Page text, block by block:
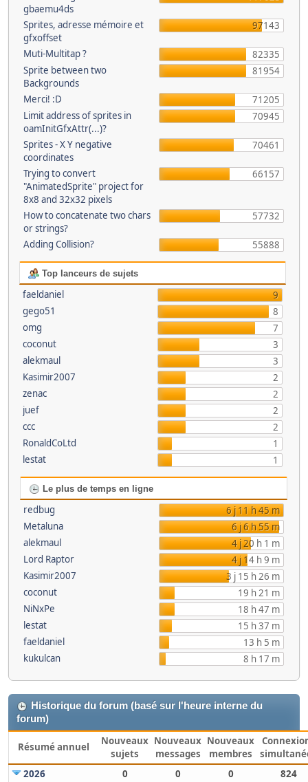
gbaemu4ds
Sprites, adresse mémoire et
gfxoffset
97143
Muti-Multitap ?
82335
Sprite between two
Backgrounds
81954
Merci! :D
71205
Limit address of sprites in
oamInitGfxAttr(...)?
70945
Sprites - X Y negative
coordinates
70461
Trying to convert
"AnimatedSprite" project for
8x8 and 32x32 pixels
66157
How to concatenate two chars
or strings?
57732
Adding Collision? 55888
Top lanceurs de sujets
faeldaniel
9
gego51
8
omg
7
coconut
3
alekmaul
3
Kasimir2007
2
zenac
2
juef
2
ccc
2
RonaldCoLtd
1
lestat
1
Le plus de temps en ligne
redbug
6 j 11 h 45 m
Metaluna
6 j 6 h 55 m
alekmaul
4 j 20 h 1 m
Lord Raptor
4 j 14 h 9 m
Kasimir2007
3 j 15 h 26 m
coconut
19 h 21 m
NiNxPe
18 h 47 m
lestat
15 h 37 m
faeldaniel
13 h 5 m
kukulcan
8 h 17 m
Historique du forum (basé sur l'heure interne du
forum)
Résumé annuel
Nouveaux
sujets
Nouveaux
messages
Nouveaux
membres
2026
0 0 0 824